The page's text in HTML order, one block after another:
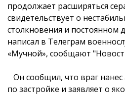
продолжает расширяться
свидетельствует о
столкновения и постоянном
написал в Телеграм
«Мучной», сообщают
Он сообщил, что враг
по застройке и заявляет о